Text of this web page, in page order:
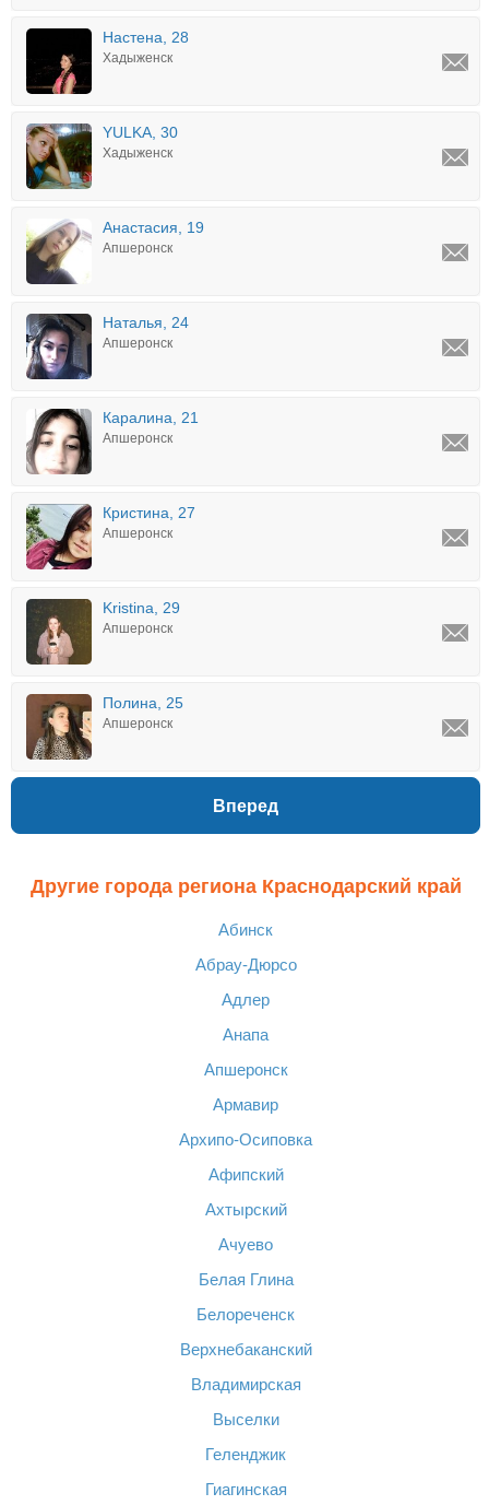
Настена, 28
Хадыженск
YULKA, 30
Хадыженск
Анастасия, 19
Апшеронск
Наталья, 24
Апшеронск
Каралина, 21
Апшеронск
Кристина, 27
Апшеронск
Kristina, 29
Апшеронск
Полина, 25
Апшеронск
Вперед
Другие города региона Краснодарский край
Абинск
Абрау-Дюрсо
Адлер
Анапа
Апшеронск
Армавир
Архипо-Осиповка
Афипский
Ахтырский
Ачуево
Белая Глина
Белореченск
Верхнебаканский
Владимирская
Выселки
Геленджик
Гиагинская